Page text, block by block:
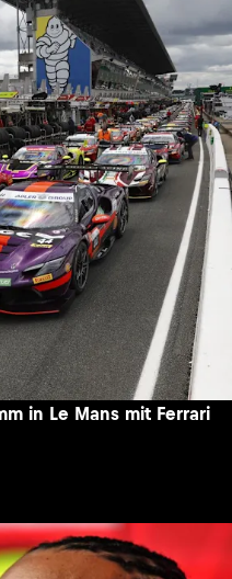
in Le Mans mit Ferrari